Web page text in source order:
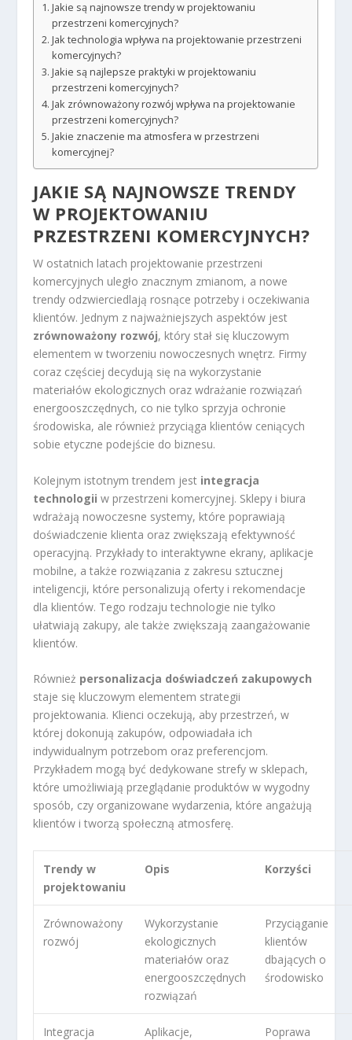
Jakie są najnowsze trendy w projektowaniu
przestrzeni komercyjnych?
Jak technologia wpływa na projektowanie przestrzeni
komercyjnych?
Jakie są najlepsze praktyki w projektowaniu
przestrzeni komercyjnych?
Jak zrównoważony rozwój wpływa na projektowanie
przestrzeni komercyjnych?
Jakie znaczenie ma atmosfera w przestrzeni
komercyjnej?
JAKIE SĄ NAJNOWSZE TRENDY
W PROJEKTOWANIU
PRZESTRZENI KOMERCYJNYCH?
W ostatnich latach projektowanie przestrzeni
komercyjnych uległo znacznym zmianom, a nowe
trendy odzwierciedlają rosnące potrzeby i oczekiwania
klientów. Jednym z najważniejszych aspektów jest
zrównoważony rozwój, który stał się kluczowym
elementem w tworzeniu nowoczesnych wnętrz. Firmy
coraz częściej decydują się na wykorzystanie
materiałów ekologicznych oraz wdrażanie rozwiązań
energooszczędnych, co nie tylko sprzyja ochronie
środowiska, ale również przyciąga klientów ceniących
sobie etyczne podejście do biznesu.
Kolejnym istotnym trendem jest integracja
technologii w przestrzeni komercyjnej. Sklepy i biura
wdrażają nowoczesne systemy, które poprawiają
doświadczenie klienta oraz zwiększają efektywność
operacyjną. Przykłady to interaktywne ekrany, aplikacje
mobilne, a także rozwiązania z zakresu sztucznej
inteligencji, które personalizują oferty i rekomendacje
dla klientów. Tego rodzaju technologie nie tylko
ułatwiają zakupy, ale także zwiększają zaangażowanie
klientów.
Również personalizacja doświadczeń zakupowych
staje się kluczowym elementem strategii
projektowania. Klienci oczekują, aby przestrzeń, w
której dokonują zakupów, odpowiadała ich
indywidualnym potrzebom oraz preferencjom.
Przykładem mogą być dedykowane strefy w sklepach,
które umożliwiają przeglądanie produktów w wygodny
sposób, czy organizowane wydarzenia, które angażują
klientów i tworzą społeczną atmosferę.
Trendy w
projektowaniu
Opis Korzyści
Zrównoważony
rozwój
Wykorzystanie
ekologicznych
materiałów oraz
energooszczędnych
rozwiązań
Przyciąganie
klientów
dbających o
środowisko
Integracja
Aplikacje,
Poprawa